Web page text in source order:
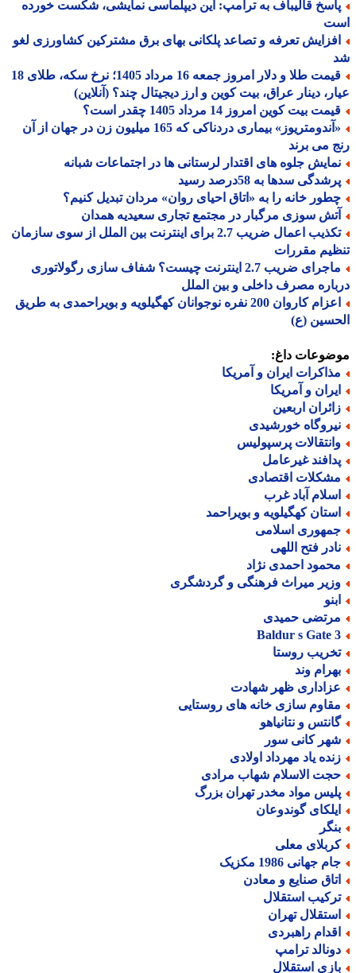
قالیباف به ترامپ: این دیپلماسی نمایشی، شکست خورده
تعرفه و تصاعد پلکانی بهای برق مشترکین کشاورزی لغو
قیمت طلا و دلار امروز جمعه 16 مرداد 1405؛ نرخ سکه، طلای 18
دینار عراق، بیت کوین و ارز دیجیتال چند؟ (آنلاین)
بیت کوین امروز 14 مرداد 1405 چقدر است؟
«آندومتریوز» بیماری دردناکی که 165 میلیون زن در جهان از آن
می برند
جلوه های اقتدار لرستانی ها در اجتماعات شبانه
سدها به 58درصد رسید
خانه را به «اتاق احیای روان» مردان تبدیل کنیم؟
سوزی مرگبار در مجتمع تجاری سعیدیه همدان
تکذیب اعمال ضریب 2.7 برای اینترنت بین الملل از سوی سازمان
مقررات
ماجرای ضریب 2.7 اینترنت چیست؟ شفاف سازی رگولاتوری
مصرف داخلی و بین الملل
اعزام کاروان 200 نفره نوجوانان کهگیلویه و بویراحمدی به طریق
(ع)
داغ:
ایران و آمریکا
و آمریکا
اربعین
خورشیدی
پرسپولیس
غیرعامل
اقتصادی
آباد غرب
کهگیلویه و بویراحمد
اسلامی
فتح اللهی
احمدی نژاد
میراث فرهنگی و گردشگری
حمیدی
Baldur s Gate
روستا
وند
ظهر شهادت
سازی خانه های روستایی
و نتانیاهو
کانی سور
یاد مهرداد اولادی
الاسلام شهاب مرادی
مواد مخدر تهران بزرگ
گوندوعان
معلی
جهانی 1986 مکزیک
صنایع و معادن
استقلال
تهران
راهبردی
ترامپ
استقلال